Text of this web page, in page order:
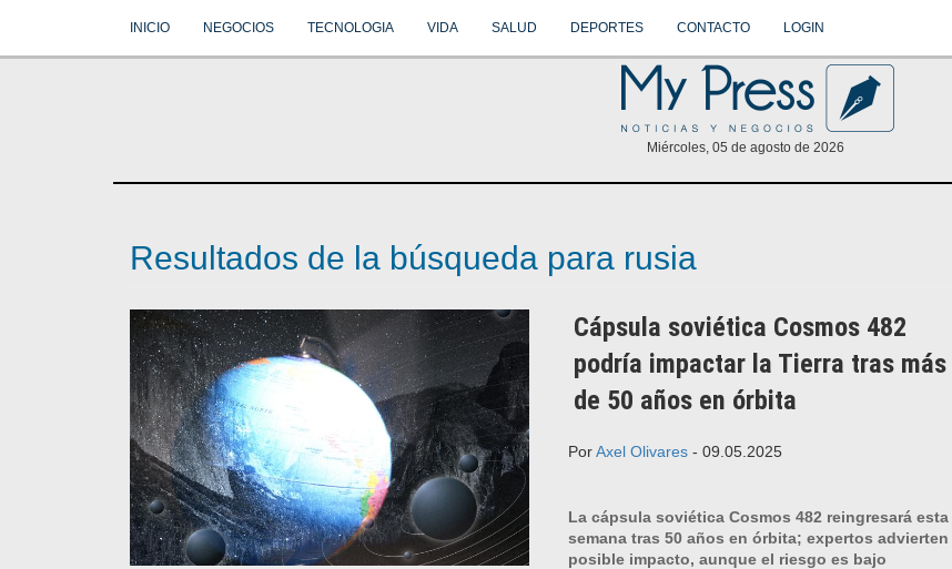
INICIO NEGOCIOS TECNOLOGIA VIDA SALUD DEPORTES CONTACTO LOGIN
Miércoles, 05 de agosto de 2026
Resultados de la búsqueda para rusia
Cápsula soviética Cosmos 482
podría impactar la Tierra tras más
de 50 años en órbita
PorAxel Olivares - 09.05.2025
La cápsula soviética Cosmos 482 reingresará esta
semana tras 50 años en órbita; expertos advierten
posible impacto, aunque el riesgo es bajo